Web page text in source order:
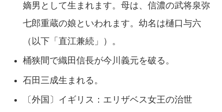
嫡男として生まれます。母は、信濃の武将泉弥
七郎重蔵の娘といわれます。幼名は樋口与六
（以下「直江兼続」）。
桶狭間で織田信長が今川義元を破る。
石田三成生まれる。
〔外国〕イギリス：エリザベス女王の治世